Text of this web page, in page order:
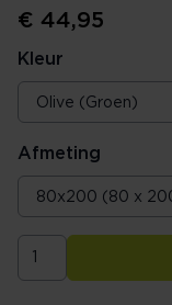
€ 44,95
Kleur
Afmeting